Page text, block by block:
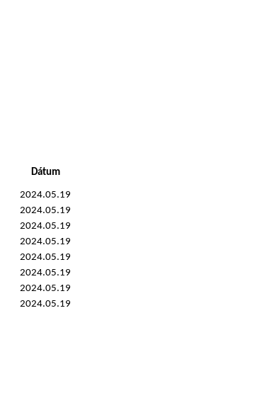
Dátum
2024.05.19
2024.05.19
2024.05.19
2024.05.19
2024.05.19
2024.05.19
2024.05.19
2024.05.19